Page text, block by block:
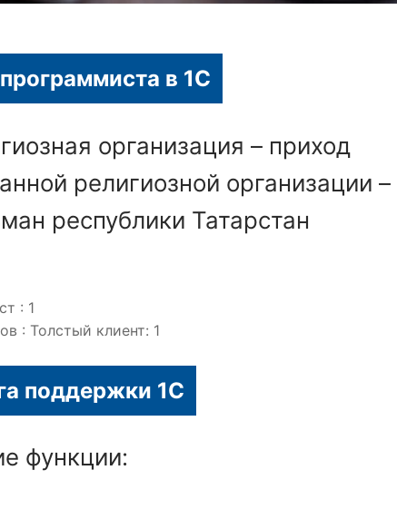
в 1С
организация – приход
религиозной организации –
республики Татарстан
: 1
: Толстый клиент: 1
поддержки 1С
функции: